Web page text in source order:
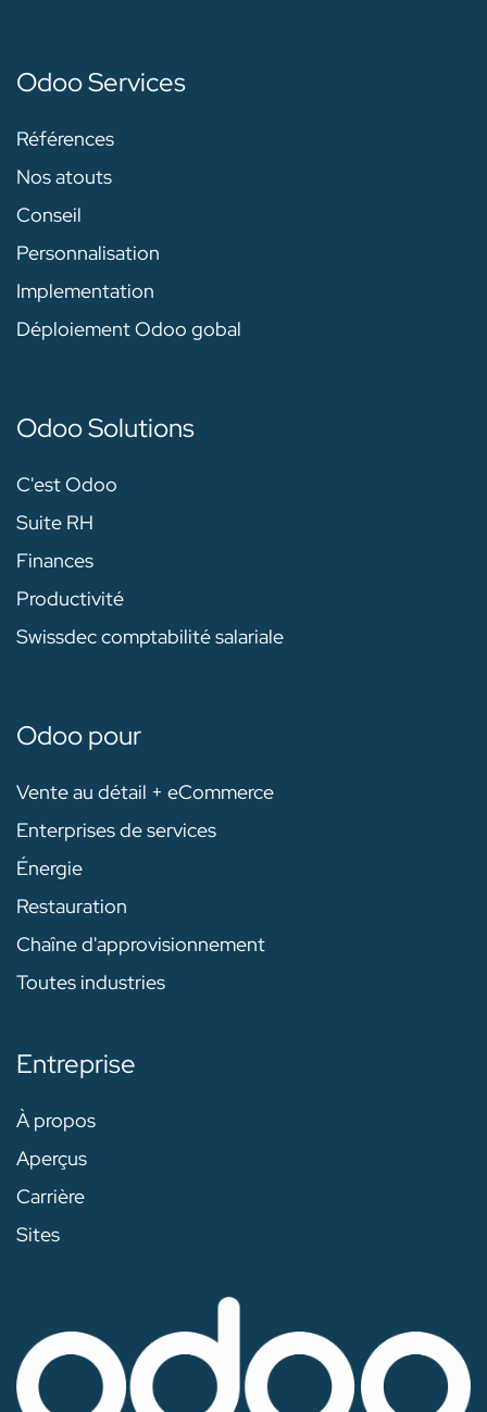
Odoo Services
Références
Nos atouts
Conseil
Personnalisation
Implementation
Déploiement Odoo gobal
Odoo Solutions
C'est Odoo
Suite RH
Finances
Productivité
Swissdec comptabilité salariale
Odoo pour
Vente au détail + eCommerce
Enterprises de services
Énergie
Restauration
Chaîne d'approvisionnement
Toutes industries
Entreprise
À propos
Aperçus
Carrière
Sites